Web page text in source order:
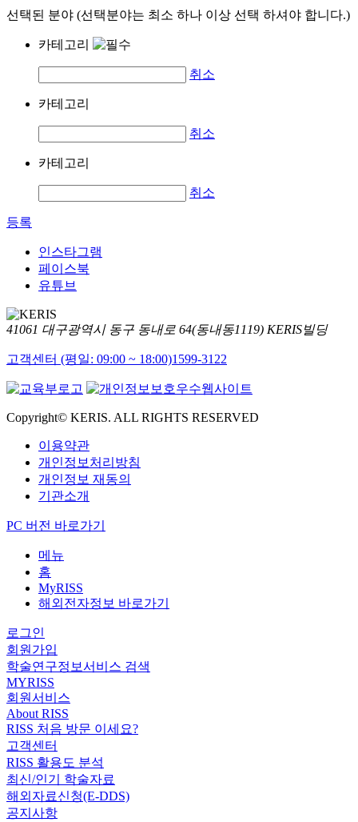
선택된 분야 (선택분야는 최소 하나 이상 선택 하셔야 합니다.)
카테고리
취소
카테고리
취소
카테고리
취소
등록
인스타그램
페이스북
유튜브
41061 대구광역시 동구 동내로 64(동내동1119) KERIS빌딩
고객센터 (평일: 09:00 ~ 18:00)1599-3122
Copyright© KERIS. ALL RIGHTS RESERVED
이용약관
개인정보처리방침
개인정보 재동의
기관소개
PC 버전 바로가기
메뉴
홈
MyRISS
해외전자정보 바로가기
로그인
회원가입
학술연구정보서비스 검색
MYRISS
회원서비스
About RISS
RISS 처음 방문 이세요?
고객센터
RISS 활용도 분석
최신/인기 학술자료
해외자료신청(E-DDS)
공지사항